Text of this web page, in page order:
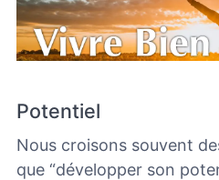
Potentiel
Nous croisons souvent
que “développer son